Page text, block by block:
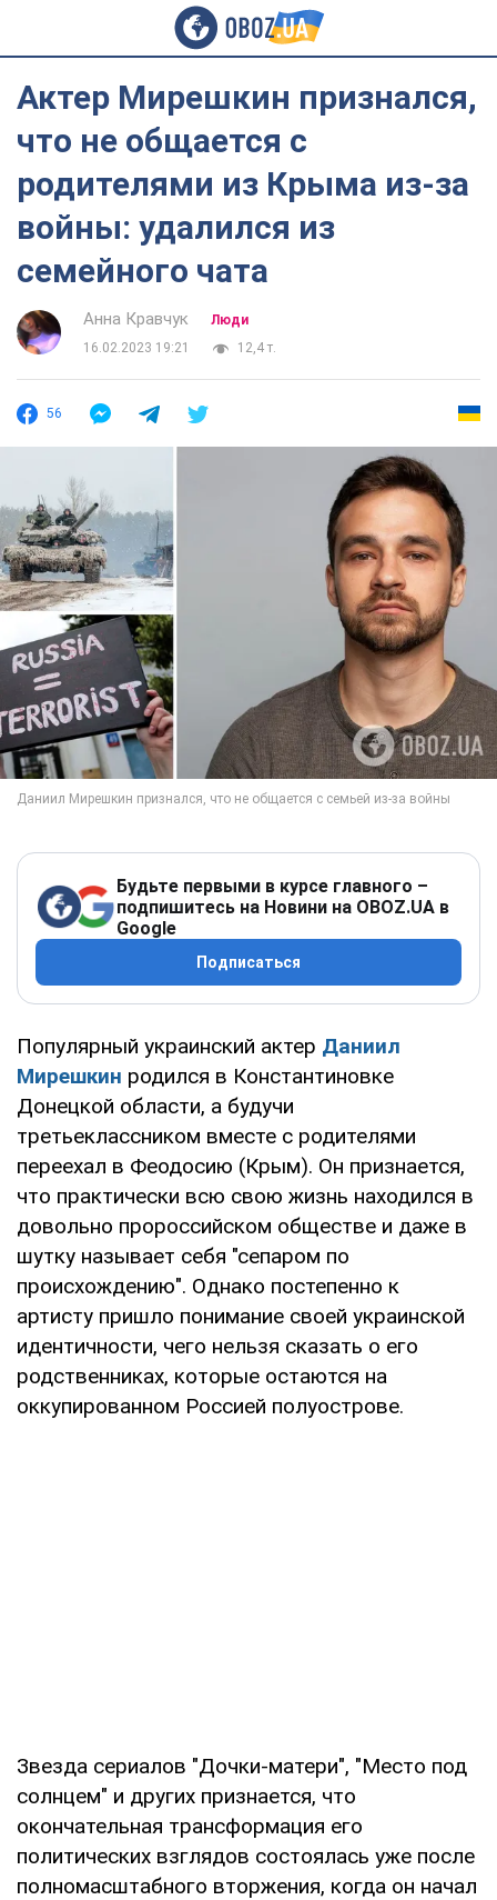
Актер Мирешкин признался,
что не общается с
родителями из Крыма из-за
войны: удалился из
семейного чата
Анна Кравчук
Люди
16.02.2023 19:21
12,4 т.
56
Будьте первыми в курсе главного –
подпишитесь на Новини на OBOZ.UA в
Google
Подписаться
Популярный украинский актер Даниил
Мирешкин родился в Константиновке
Донецкой области, а будучи
третьеклассником вместе с родителями
переехал в Феодосию (Крым). Он признается,
что практически всю свою жизнь находился в
довольно пророссийском обществе и даже в
шутку называет себя "сепаром по
происхождению". Однако постепенно к
артисту пришло понимание своей украинской
идентичности, чего нельзя сказать о его
родственниках, которые остаются на
оккупированном Россией полуострове.
Звезда сериалов "Дочки-матери", "Место под
солнцем" и других признается, что
окончательная трансформация его
политических взглядов состоялась уже после
полномасштабного вторжения, когда он начал